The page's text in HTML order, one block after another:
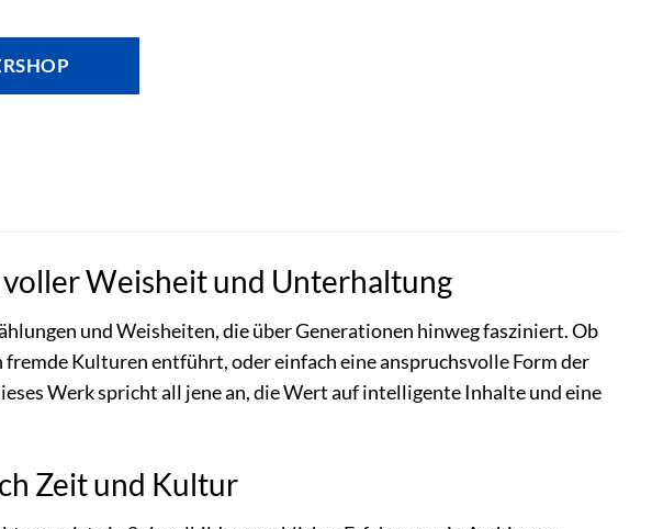
voller Weisheit und Unterhaltung
und Weisheiten, die über Generationen hinweg fasziniert. Ob
fremde Kulturen entführt, oder einfach eine anspruchsvolle Form der
Werk spricht all jene an, die Wert auf intelligente Inhalte und eine
Zeit und Kultur